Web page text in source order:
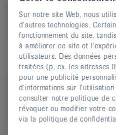
QI-GONG
Type de
cours
Cours en
Recommandé
en cas de
Arthrite,
Mal de
parties
Sur notre site Web, nous
d’autres technologies.
fonctionnement du site,
à améliorer ce site et
utilisateurs. Des données
traitées (p. ex. les adresses
pour une publicité
d’informations sur
consulter notre politique de
révoquer ou modifier votre
via la politique de